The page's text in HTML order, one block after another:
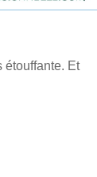
étouffante. Et